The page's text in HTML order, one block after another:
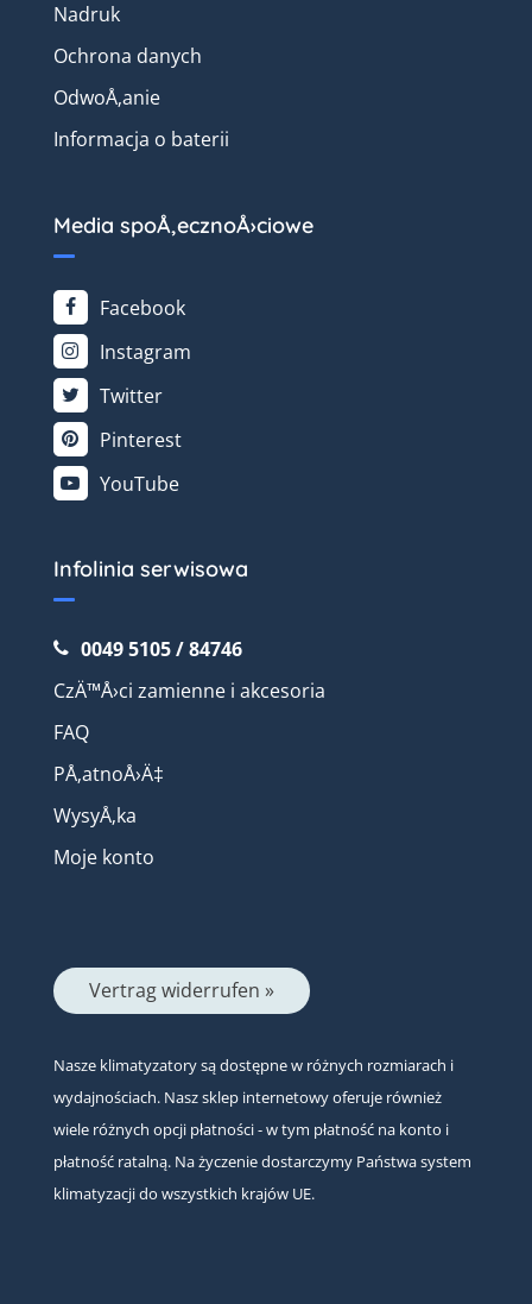
Nadruk
Ochrona danych
OdwoÅ‚anie
Informacja o baterii
Media spoÅ‚ecznoÅ›ciowe
Facebook
Instagram
Twitter
Pinterest
YouTube
Infolinia serwisowa
0049 5105 / 84746
CzÄ™Å›ci zamienne i akcesoria
FAQ
PÅ‚atnoÅ›Ä‡
WysyÅ‚ka
Moje konto
Vertrag widerrufen »
Nasze klimatyzatory są dostępne w różnych rozmiarach i
wydajnościach. Nasz sklep internetowy oferuje również
wiele różnych opcji płatności - w tym płatność na konto i
płatność ratalną. Na życzenie dostarczymy Państwa system
klimatyzacji do wszystkich krajów UE.